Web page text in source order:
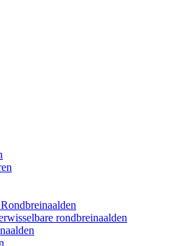
rondbreinaalden